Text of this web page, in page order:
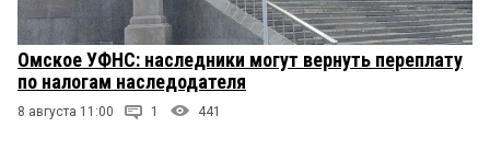
Омское УФНС: наследники могут вернуть переплату
по налогам наследодателя
8 августа 11:00 1 441